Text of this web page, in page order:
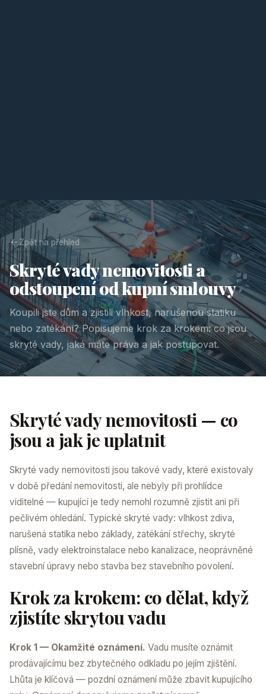
Zpět na přehled
Skryté vady nemovitosti a
odstoupení od kupní smlouvy
Koupili jste dům a zjistili vlhkost, narušenou statiku
nebo zatékání? Popisujeme krok za krokem: co jsou
skryté vady, jaká máte práva a jak postupovat.
Skryté vady nemovitosti — co
jsou a jak je uplatnit
Skryté vady nemovitosti jsou takové vady, které existovaly
v době předání nemovitosti, ale nebyly při prohlídce
viditelné — kupující je tedy nemohl rozumně zjistit ani při
pečlivém ohledání. Typické skryté vady: vlhkost zdiva,
narušená statika nebo základy, zatékání střechy, skryté
plísně, vady elektroinstalace nebo kanalizace, neoprávněné
stavební úpravy nebo stavba bez stavebního povolení.
Krok za krokem: co dělat, když
zjistíte skrytou vadu
Krok 1 — Okamžité oznámení. Vadu musíte oznámit
prodávajícímu bez zbytečného odkladu po jejím zjištění.
Lhůta je klíčová — pozdní oznámení může zbavit kupujícího